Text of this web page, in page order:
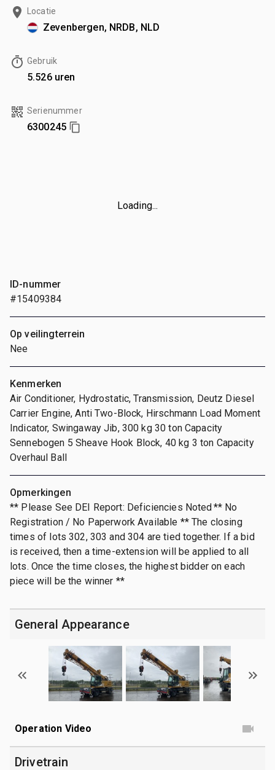
Locatie
Zevenbergen, NRDB, NLD
Gebruik
5.526 uren
Serienummer
6300245
Loading...
ID-nummer
#15409384
Op veilingterrein
Nee
Kenmerken
Air Conditioner, Hydrostatic, Transmission, Deutz Diesel
Carrier Engine, Anti Two-Block, Hirschmann Load Moment
Indicator, Swingaway Jib, 300 kg 30 ton Capacity
Sennebogen 5 Sheave Hook Block, 40 kg 3 ton Capacity
Overhaul Ball
Opmerkingen
** Please See DEI Report: Deficiencies Noted ** No
Registration / No Paperwork Available ** The closing
times of lots 302, 303 and 304 are tied together. If a bid
is received, then a time-extension will be applied to all
lots. Once the time closes, the highest bidder on each
piece will be the winner **
General Appearance
Operation Video
Drivetrain